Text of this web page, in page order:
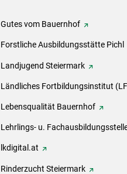
Gutes vom Bauernhof
Forstliche Ausbildungsstätte Pichl
Landjugend Steiermark
Ländliches Fortbildungsinstitut
Lebensqualität Bauernhof
Lehrlings- u.
lkdigital.at
Rinderzucht Steiermark